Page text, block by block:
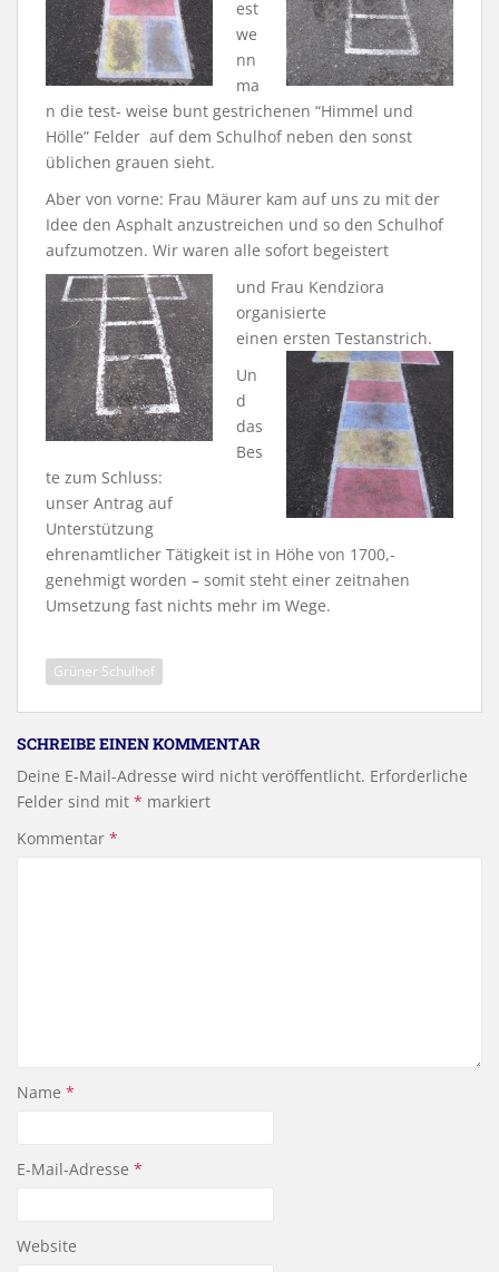
est
we
nn
ma
n die test- weise bunt gestrichenen “Himmel und
Hölle” Felder auf dem Schulhof neben den sonst
üblichen grauen sieht.
Aber von vorne: Frau Mäurer kam auf uns zu mit der
Idee den Asphalt anzustreichen und so den Schulhof
aufzumotzen. Wir waren alle sofort begeistert
und Frau Kendziora
organisierte
einen ersten Testanstrich.
Un
d
das
Bes
te zum Schluss:
unser Antrag auf
Unterstützung
ehrenamtlicher Tätigkeit ist in Höhe von 1700,-
genehmigt worden – somit steht einer zeitnahen
Umsetzung fast nichts mehr im Wege.
Grüner Schulhof
SCHREIBE EINEN KOMMENTAR
Deine E-Mail-Adresse wird nicht veröffentlicht. Erforderliche
Felder sind mit * markiert
Kommentar *
Name *
E-Mail-Adresse *
Website